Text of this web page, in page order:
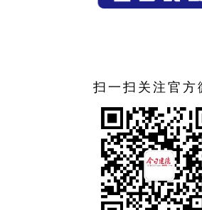
（记者 宁文武）
扫一扫关注官方